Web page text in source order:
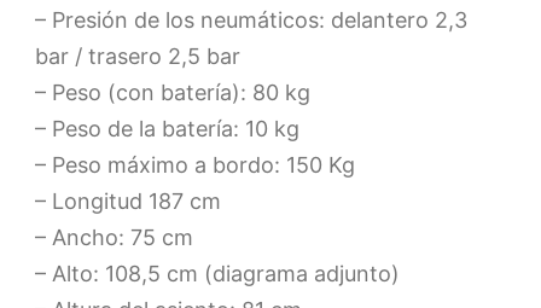
– Presión de los neumáticos: delantero 2,3
bar / trasero 2,5 bar
– Peso (con batería): 80 kg
– Peso de la batería: 10 kg
– Peso máximo a bordo: 150 Kg
– Longitud 187 cm
– Ancho: 75 cm
– Alto: 108,5 cm (diagrama adjunto)